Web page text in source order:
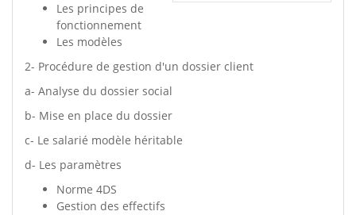
Les principes de
fonctionnement
Les modèles
2- Procédure de gestion d'un dossier client
a- Analyse du dossier social
b- Mise en place du dossier
c- Le salarié modèle héritable
d- Les paramètres
Norme 4DS
Gestion des effectifs